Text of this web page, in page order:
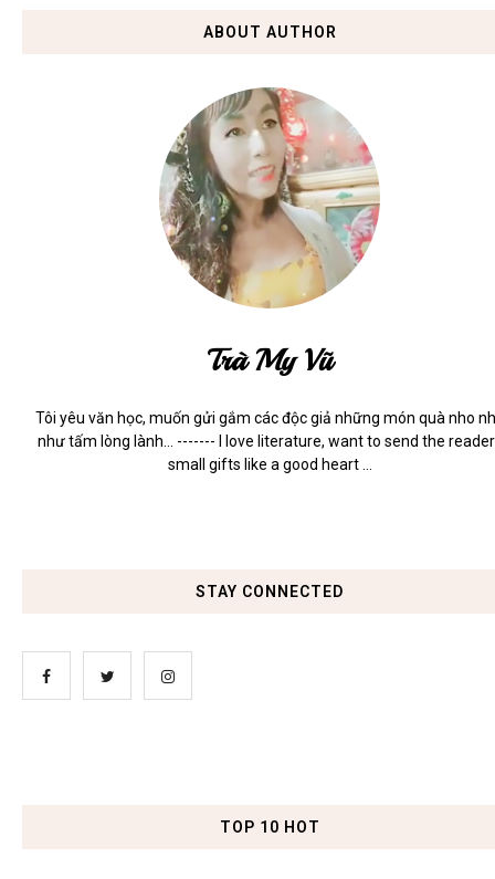
ABOUT AUTHOR
Trà My Vũ
Tôi yêu văn học, muốn gửi gắm các độc giả những món quà nho
như tấm lòng lành... ------- I love literature, want to send the
small gifts like a good heart ...
STAY CONNECTED
TOP 10 HOT